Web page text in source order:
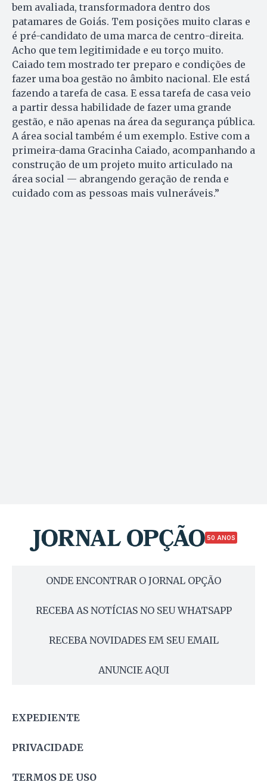
bem avaliada, transformadora dentro dos
patamares de Goiás. Tem posições muito claras e
é pré-candidato de uma marca de centro-direita.
Acho que tem legitimidade e eu torço muito.
Caiado tem mostrado ter preparo e condições de
fazer uma boa gestão no âmbito nacional. Ele está
fazendo a tarefa de casa. E essa tarefa de casa veio
a partir dessa habilidade de fazer uma grande
gestão, e não apenas na área da segurança pública.
A área social também é um exemplo. Estive com a
primeira-dama Gracinha Caiado, acompanhando a
construção de um projeto muito articulado na
área social — abrangendo geração de renda e
cuidado com as pessoas mais vulneráveis.”
50 ANOS
ONDE ENCONTRAR O JORNAL OPÇÃO
RECEBA AS NOTÍCIAS NO SEU WHATSAPP
RECEBA NOVIDADES EM SEU EMAIL
ANUNCIE AQUI
EXPEDIENTE
PRIVACIDADE
TERMOS DE USO